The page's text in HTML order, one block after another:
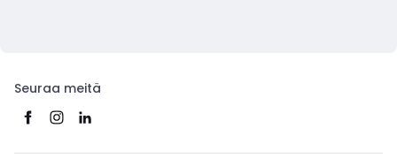
Seuraa meitä